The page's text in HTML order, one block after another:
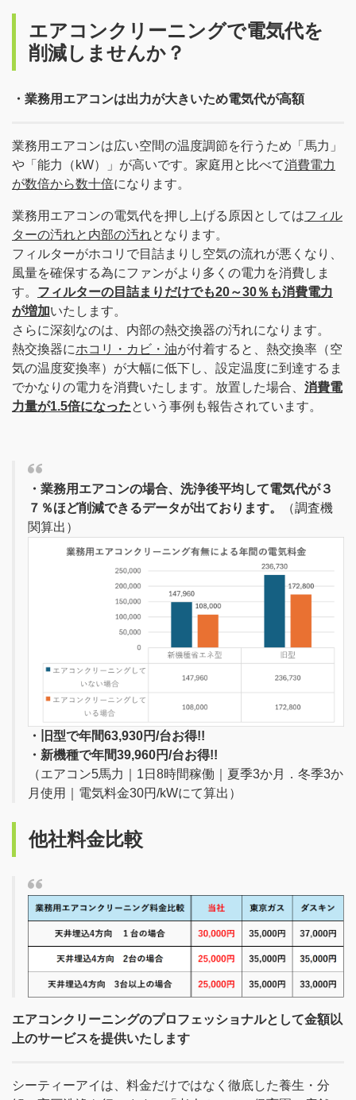
エアコンクリーニングで電気代を
削減しませんか？
・業務用エアコンは出力が大きいため電気代が高額
業務用エアコンは広い空間の温度調節を行うため「馬力」
や「能力（kW）」が高いです。家庭用と比べて消費電力
が数倍から数十倍になります。
業務用エアコンの電気代を押し上げる原因としてはフィル
ターの汚れと内部の汚れとなります。
フィルターがホコリで目詰まりし空気の流れが悪くなり、
風量を確保する為にファンがより多くの電力を消費しま
す。 フィルターの目詰まりだけでも20～30％も消費電力
が増加いたします。
さらに深刻なのは、内部の熱交換器の汚れになります。
熱交換器にホコリ・カビ・油が付着すると、熱交換率（空
気の温度変換率）が大幅に低下し、設定温度に到達するま
でかなりの電力を消費いたします。放置した場合、 消費電
力量が1.5倍になったという事例も報告されています。
・業務用エアコンの場合、洗浄後平均して電気代が３
７％ほど削減できるデータが出ております。
（調査機
関算出）
・旧型で年間63,930円/台お得!!
・新機種で年間39,960円/台お得!!
（エアコン5馬力｜1日8時間稼働｜夏季3か月．冬季3か
月使用｜電気料金30円/kWにて算出）
他社料金比較
エアコンクリーニングのプロフェッショナルとして金額以
上のサービスを提供いたします
シーティーアイは、料金だけではなく徹底した養生・分